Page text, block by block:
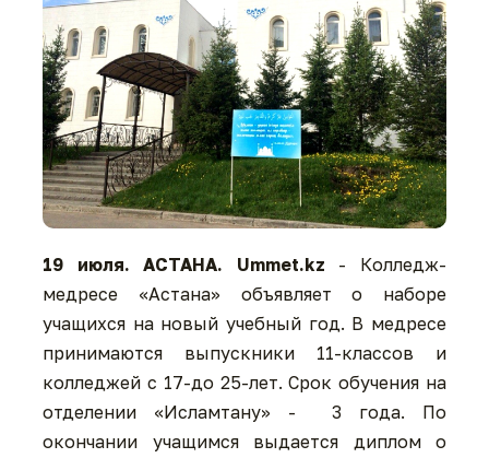
19 июля. АСТАНА. Ummet.kz - Колледж-
медресе «Астана» объявляет о наборе
учащихся на новый учебный год. В медресе
принимаются выпускники 11-классов и
колледжей с 17-до 25-лет. Срок обучения на
отделении «Исламтану» - 3 года. По
окончании учащимся выдается диплом о